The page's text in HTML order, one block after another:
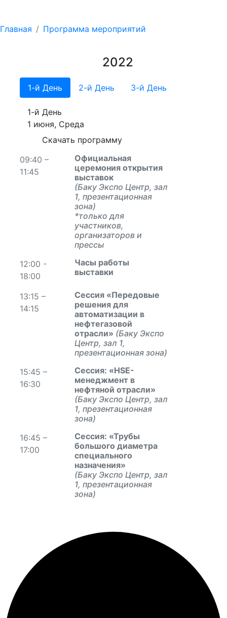
Главная Программа мероприятий
2022
1-й День 2-й День 3-й День
1-й День
1 июня, Среда
Скачать программу
09:40 –
11:45
Официальная
церемония открытия
выставок
(Баку Экспо Центр, зал
1, презентационная
зона)
*только для
участников,
организаторов и
прессы
12:00 -
18:00
Часы работы
выставки
13:15 –
14:15
Сессия «Передовые
решения для
автоматизации в
нефтегазовой
отрасли» (Баку Экспо
Центр, зал 1,
презентационная зона)
15:45 –
16:30
Сессия: «HSE-
менеджмент в
нефтяной отрасли»
(Баку Экспо Центр, зал
1, презентационная
зона)
16:45 –
17:00
Сессия: «Трубы
большого диаметра
специального
назначения»
(Баку Экспо Центр, зал
1, презентационная
зона)